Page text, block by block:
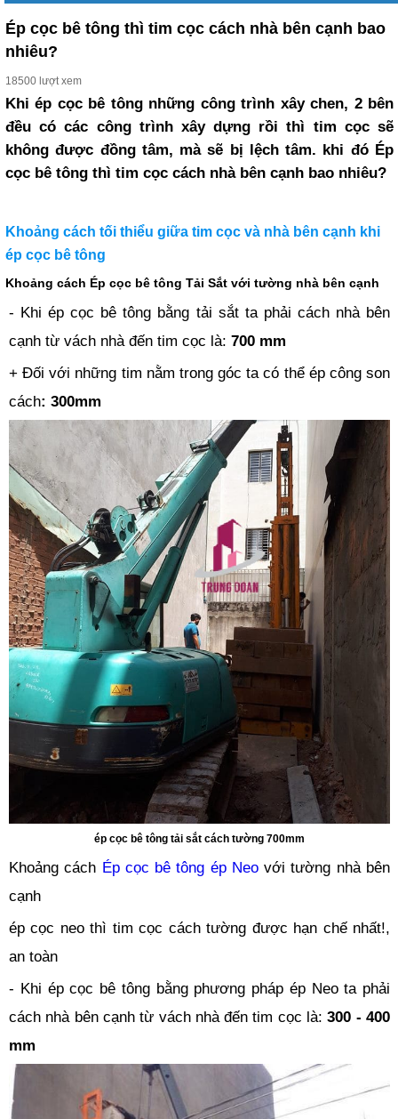
Ép cọc bê tông thì tim cọc cách nhà bên cạnh bao
nhiêu?
18500 lượt xem
Khi ép cọc bê tông những công trình xây chen, 2 bên
đều có các công trình xây dựng rồi thì tim cọc sẽ
không được đồng tâm, mà sẽ bị lệch tâm. khi đó Ép
cọc bê tông thì tim cọc cách nhà bên cạnh bao nhiêu?
Khoảng cách tối thiểu giữa tim cọc và nhà bên cạnh khi
ép cọc bê tông
Khoảng cách Ép cọc bê tông Tải Sắt với tường nhà bên cạnh
- Khi ép cọc bê tông bằng tải sắt ta phải cách nhà bên
cạnh từ vách nhà đến tim cọc là: 700 mm
+ Đối với những tim nằm trong góc ta có thể ép công son
cách: 300mm
ép cọc bê tông tải sắt cách tường 700mm
Khoảng cách Ép cọc bê tông ép Neovới tường nhà bên
cạnh
ép cọc neo thì tim cọc cách tường được hạn chế nhất!,
an toàn
- Khi ép cọc bê tông bằng phương pháp ép Neo ta phải
cách nhà bên cạnh từ vách nhà đến tim cọc là:300 - 400
mm